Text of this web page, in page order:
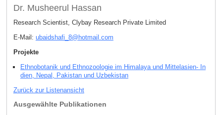
Dr. Musheerul Hassan
Research Scientist, Clybay Research Private Limited
E-Mail: ubaidshafi_8@ hotmail .com
Projekte
Ethnobotanik und Ethnozoologie im Himalaya und Mittelasien- In
dien, Nepal, Pakistan und Uzbekistan
Zurück zur Listenansicht
Ausgewählte Publikationen